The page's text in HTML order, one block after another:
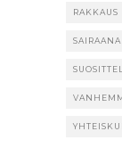
RAKKAUS
SAIRAANA